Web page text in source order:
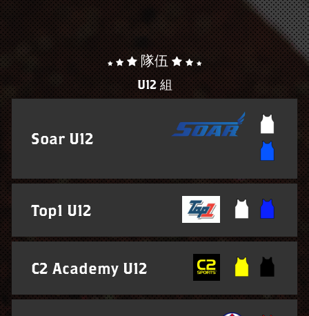
隊伍
U12 組
Soar U12
Top1 U12
C2 Academy U12